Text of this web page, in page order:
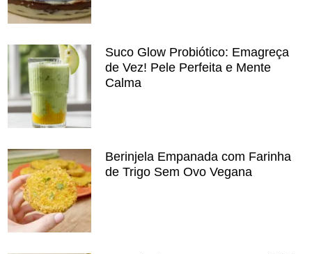
Suco Glow Probiótico: Emagreça
de Vez! Pele Perfeita e Mente
Calma
Berinjela Empanada com Farinha
de Trigo Sem Ovo Vegana